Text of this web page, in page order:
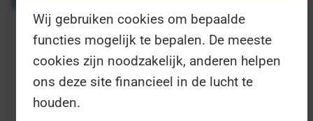
1 resultaat voor "geweten"
Wij gebruiken cookies om bepaalde
functies mogelijk te bepalen. De meeste
cookies zijn noodzakelijk, anderen helpen
ons deze site financieel in de lucht te
houden.